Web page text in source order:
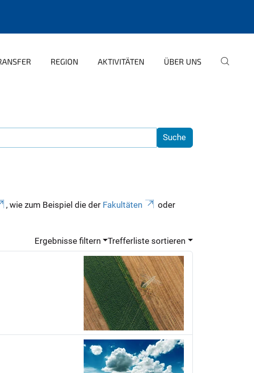
REGION AKTIVITÄTEN ÜBER UNS
, wie zum Beispiel die der Fakultäten
oder
Ergebnisse filtern Trefferliste sortieren